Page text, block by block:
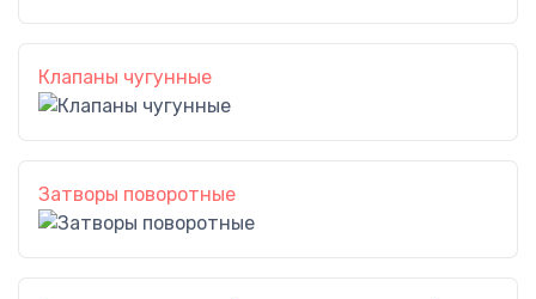
Клапаны чугунные
Затворы поворотные